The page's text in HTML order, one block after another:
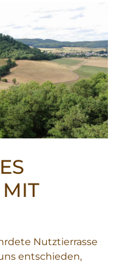
Nutztierrasse
entschieden,